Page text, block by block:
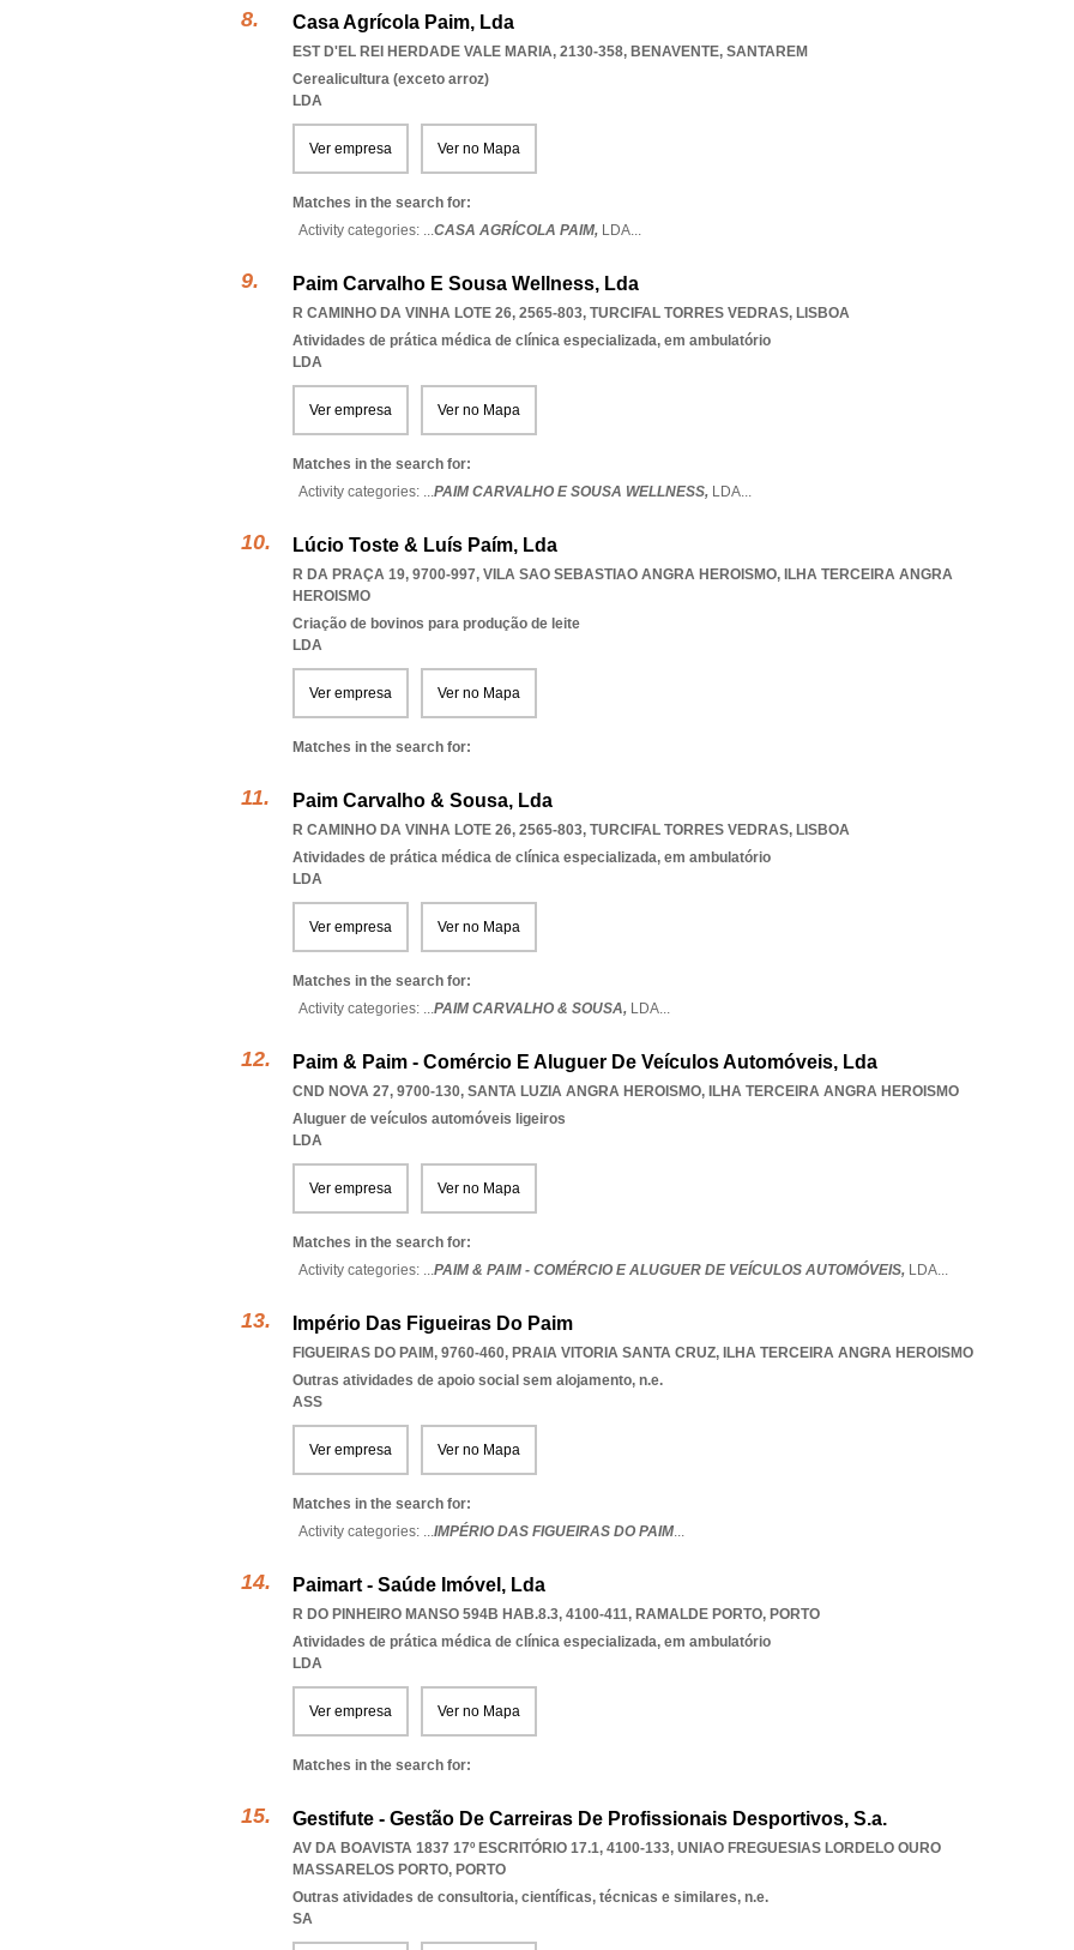
Casa Agrícola Paim, Lda
EST D'EL REI HERDADE VALE MARIA, 2130-358, BENAVENTE, SANTAREM
Cerealicultura (exceto arroz)
LDA
Ver empresa Ver no Mapa
Matches in the search for:
Activity categories: ...CASA AGRÍCOLA PAIM, LDA...
Paim Carvalho E Sousa Wellness, Lda
R CAMINHO DA VINHA LOTE 26, 2565-803, TURCIFAL TORRES VEDRAS, LISBOA
Atividades de prática médica de clínica especializada, em ambulatório
LDA
Ver empresa Ver no Mapa
Matches in the search for:
Activity categories: ...PAIM CARVALHO E SOUSA WELLNESS, LDA...
Lúcio Toste & Luís Paím, Lda
R DA PRAÇA 19, 9700-997, VILA SAO SEBASTIAO ANGRA HEROISMO, ILHA TERCEIRA ANGRA
HEROISMO
Criação de bovinos para produção de leite
LDA
Ver empresa Ver no Mapa
Matches in the search for:
Paim Carvalho & Sousa, Lda
R CAMINHO DA VINHA LOTE 26, 2565-803, TURCIFAL TORRES VEDRAS, LISBOA
Atividades de prática médica de clínica especializada, em ambulatório
LDA
Ver empresa Ver no Mapa
Matches in the search for:
Activity categories: ...PAIM CARVALHO & SOUSA, LDA...
Paim & Paim - Comércio E Aluguer De Veículos Automóveis, Lda
CND NOVA 27, 9700-130, SANTA LUZIA ANGRA HEROISMO, ILHA TERCEIRA ANGRA HEROISMO
Aluguer de veículos automóveis ligeiros
LDA
Ver empresa Ver no Mapa
Matches in the search for:
Activity categories: ...PAIM & PAIM - COMÉRCIO E ALUGUER DE VEÍCULOS AUTOMÓVEIS, LDA...
Império Das Figueiras Do Paim
FIGUEIRAS DO PAIM, 9760-460, PRAIA VITORIA SANTA CRUZ, ILHA TERCEIRA ANGRA HEROISMO
Outras atividades de apoio social sem alojamento, n.e.
ASS
Ver empresa Ver no Mapa
Matches in the search for:
Activity categories: ...IMPÉRIO DAS FIGUEIRAS DO PAIM...
Paimart - Saúde Imóvel, Lda
R DO PINHEIRO MANSO 594B HAB.8.3, 4100-411, RAMALDE PORTO, PORTO
Atividades de prática médica de clínica especializada, em ambulatório
LDA
Ver empresa Ver no Mapa
Matches in the search for:
Gestifute - Gestão De Carreiras De Profissionais Desportivos, S.a.
AV DA BOAVISTA 1837 17º ESCRITÓRIO 17.1, 4100-133, UNIAO FREGUESIAS LORDELO OURO
MASSARELOS PORTO, PORTO
Outras atividades de consultoria, científicas, técnicas e similares, n.e.
SA